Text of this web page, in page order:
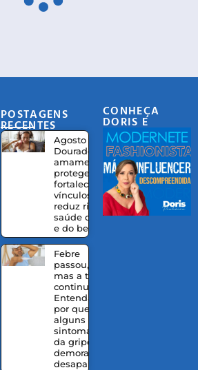
POSTAGENS
RECENTES
Agosto
Dourado:
amamentação
protege,
fortalece
vínculos e
reduz riscos à
saúde da mãe
e do bebê
Febre
passou,
mas a tosse
continua?
Entenda
por que
alguns
sintomas
da gripe
demoram a
desaparecer
CONHEÇA
DORIS E
EQUIPE